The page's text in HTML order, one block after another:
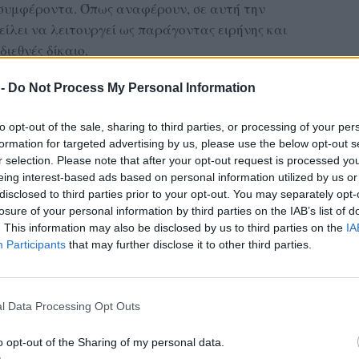
Do Not Process My Personal Information
opt-out of the sale, sharing to third parties, or processing of your
for targeted advertising by us, please use the below opt-out
selection. Please note that after your opt-out request is processed
interest-based ads based on personal information utilized by us
to third parties prior to your opt-out. You may separately
of your personal information by third parties on the IAB’s list of
This information may also be disclosed by us to third parties on the
Participants that may further disclose it to other third parties.
Data Processing Opt Outs
opt-out of the Sharing of my personal data.
Όπως αναφέρουν, σε αυτή την
να λειτουργεί ως παράγοντας ειρήνης και
δίκαιο.
ανάγκη θεσμικής συνεννόησης και κοινής
θεωρώντας ότι το Συμβούλιο Πολιτικών
θεσμικό όργανο για τη διαμόρφωση εθνικής
γεωπολιτικής αβεβαιότητας.
στα αποτελέσματα αναζήτησης
on Google ↗